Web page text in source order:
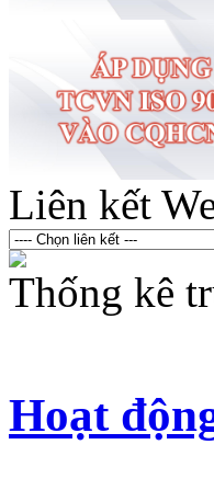
Liên kết
Thống kê
Hoạt